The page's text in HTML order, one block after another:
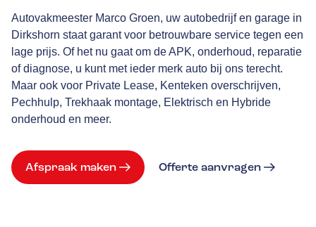
Autovakmeester Marco Groen, uw autobedrijf en garage in
Dirkshorn staat garant voor betrouwbare service tegen een
lage prijs. Of het nu gaat om de APK, onderhoud, reparatie
of diagnose, u kunt met ieder merk auto bij ons terecht.
Maar ook voor Private Lease, Kenteken overschrijven,
Pechhulp, Trekhaak montage, Elektrisch en Hybride
onderhoud en meer.
Afspraak maken Offerte aanvragen